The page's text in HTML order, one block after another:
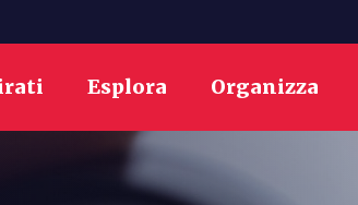
Esplora Organizza